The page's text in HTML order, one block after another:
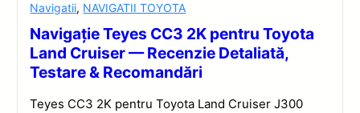
Navigatii, NAVIGATII TOYOTA
Navigație Teyes CC3 2K pentru Toyota
Land Cruiser — Recenzie Detaliată,
Testare & Recomandări
Teyes CC3 2K pentru Toyota Land Cruiser J300